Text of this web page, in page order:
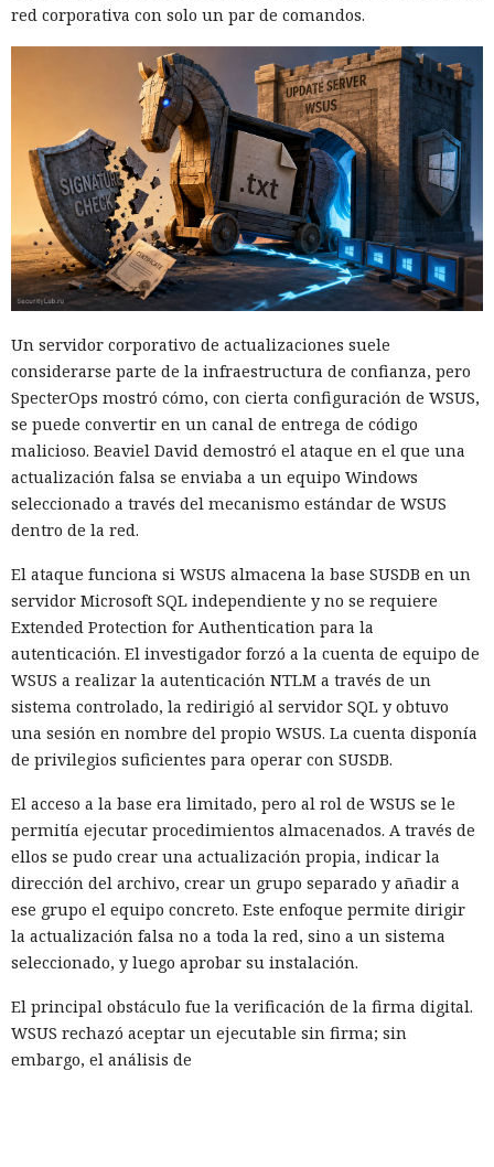
red corporativa con solo un par de comandos.
Un servidor corporativo de actualizaciones suele
considerarse parte de la infraestructura de confianza, pero
SpecterOps mostró cómo, con cierta configuración de WSUS,
se puede convertir en un canal de entrega de código
malicioso. Beaviel David demostró el ataque en el que una
actualización falsa se enviaba a un equipo Windows
seleccionado a través del mecanismo estándar de WSUS
dentro de la red.
El ataque funciona si WSUS almacena la base SUSDB en un
servidor Microsoft SQL independiente y no se requiere
Extended Protection for Authentication para la
autenticación. El investigador forzó a la cuenta de equipo de
WSUS a realizar la autenticación NTLM a través de un
sistema controlado, la redirigió al servidor SQL y obtuvo
una sesión en nombre del propio WSUS. La cuenta disponía
de privilegios suficientes para operar con SUSDB.
El acceso a la base era limitado, pero al rol de WSUS se le
permitía ejecutar procedimientos almacenados. A través de
ellos se pudo crear una actualización propia, indicar la
dirección del archivo, crear un grupo separado y añadir a
ese grupo el equipo concreto. Este enfoque permite dirigir
la actualización falsa no a toda la red, sino a un sistema
seleccionado, y luego aprobar su instalación.
El principal obstáculo fue la verificación de la firma digital.
WSUS rechazó aceptar un ejecutable sin firma; sin
embargo, el análisis de